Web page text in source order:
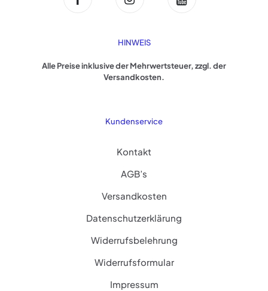
HINWEIS
Alle Preise inklusive der Mehrwertsteuer, zzgl. der
Versandkosten.
Kundenservice
Kontakt
AGB’s
Versandkosten
Datenschutzerklärung
Widerrufsbelehrung
Widerrufsformular
Impressum